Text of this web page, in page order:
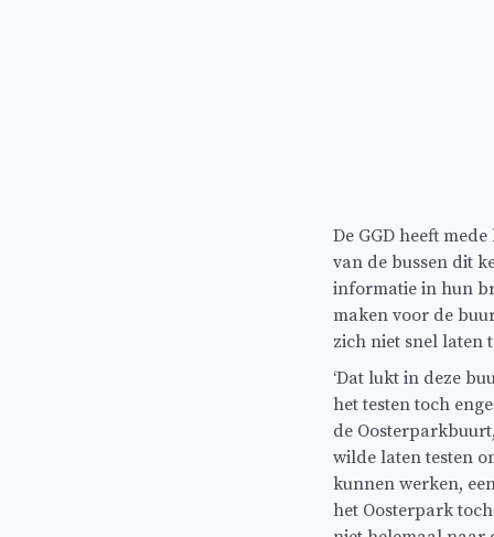
De GGD heeft
van de bussen dit
informatie in hun
maken voor de
zich niet snel laten
‘Dat lukt in deze
het testen toch
de
wilde laten testen
kunnen werken,
het Oosterpark